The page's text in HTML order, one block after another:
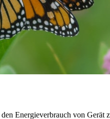
Energieverbrauch von Gerät